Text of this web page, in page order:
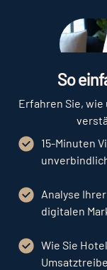
So
Erfahren Sie,
15-Minuten
Analyse
digitalen
Wie Sie